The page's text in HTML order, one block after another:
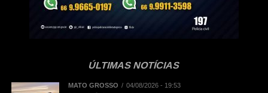
Messenger
LinkedIn
ÚLTIMAS NOTÍCIAS
MATO GROSSO 04/08/2026 - 19:53